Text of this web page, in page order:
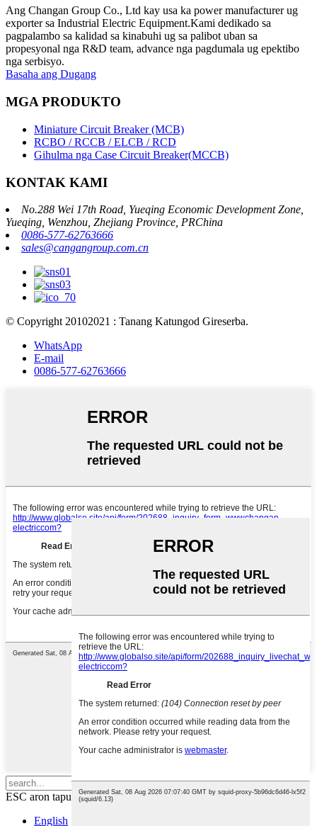
Ang Changan Group Co., Ltd kay usa ka power manufacturer ug
exporter sa Industrial Electric Equipment.Kami dedikado sa
pagpalambo sa kalidad sa kinabuhi ug sa palibot uban sa
propesyonal nga R&D team, advance nga pagdumala ug epektibo
nga serbisyo.
Basaha ang Dugang
MGA PRODUKTO
Miniature Circuit Breaker (MCB)
RCBO / RCCB / ELCB / RCD
Gihulma nga Case Circuit Breaker(MCCB)
KONTAK KAMI
No.288 Wei 17th Road, Yueqing Economic Development Zone,
Yueqing, Wenzhou, Zhejiang Province, PRChina
0086-577-62763666
sales@cangangroup.com.cn
© Copyright 20102021 : Tanang Katungod Gireserba.
WhatsApp
E-mail
0086-577-62763666
Pindota ang enter aron pangitaon o
ESC aron tapuson
English